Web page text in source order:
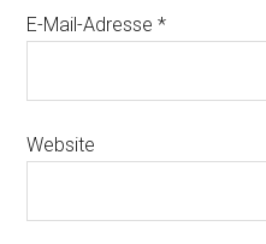
E-Mail-Adresse*
Website